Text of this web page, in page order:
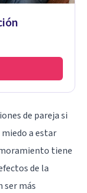
de pareja si
a estar
tiene
de la
ser más